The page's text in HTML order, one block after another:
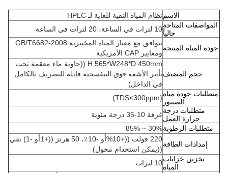
الاسم نظام المياه النقية للغاية لـ HPLC
المواصفات المتاحة
حالياً10 لترات في الساعة، 20 لترات في الساعة
جودة المياه المنتجة
تتوافق مع معيار المياه المختبرية GB/T6682-2008
ومعايير CAP الأمريكية
حجم المضيف
H 565*W248*D 450mm ((حاوية ماء معقمة تحت
تأثير الأشعة فوق البنفسجية قابلة للتصريف بالكامل
في الداخل)
متطلبات جودة مياه
الصنبور (TDS<300ppm)
متطلبات درجة
حرارة العملغرفة 10-35 درجة مئوية
متطلبات الرطوبة30% ~ 85%
إمدادات الطاقة
220 فولت ((+10%أو -10٪، 50 هرتز ((+1أو -1) نقي
((يمكن استخدام محول)
تخزين خزانات
المياه10 لترات